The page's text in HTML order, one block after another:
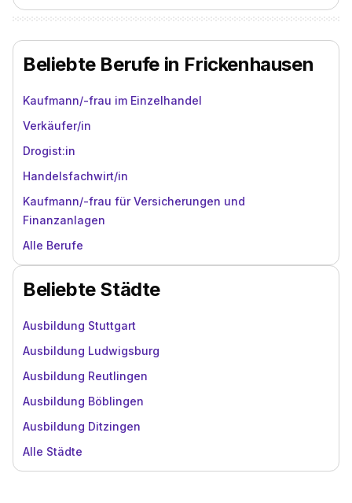
Beliebte Berufe in Frickenhausen
Kaufmann/-frau im Einzelhandel
Verkäufer/in
Drogist:in
Handelsfachwirt/in
Kaufmann/-frau für Versicherungen und
Finanzanlagen
Alle Berufe
Beliebte Städte
Ausbildung Stuttgart
Ausbildung Ludwigsburg
Ausbildung Reutlingen
Ausbildung Böblingen
Ausbildung Ditzingen
Alle Städte